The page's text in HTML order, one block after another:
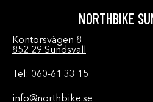
NORTHBIKE
Kontorsvägen 8
852 29 Sundsvall
Tel: 060-61 33 15
info@northbike.se